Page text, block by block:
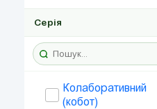
Серія
Колаборативний
(кобот)